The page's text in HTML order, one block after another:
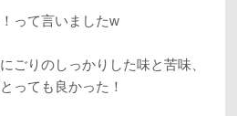
って言いましたw
ごりのしっかりした味と苦味、
っても良かった！